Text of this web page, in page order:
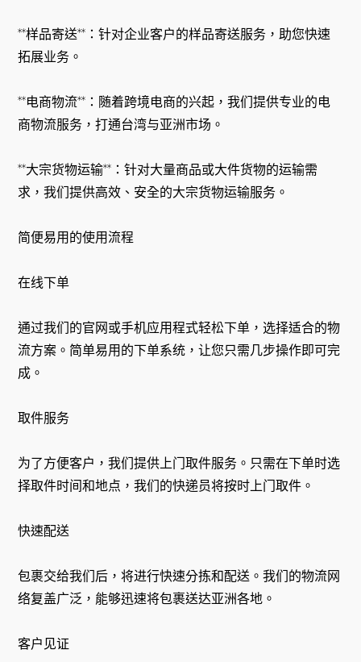
**样品寄送**：针对企业客户的样品寄送服务，助您快速
拓展业务。
**电商物流**：随着跨境电商的兴起，我们提供专业的电
商物流服务，打通台湾与亚洲市场。
**大宗货物运输**：针对大量商品或大件货物的运输需
求，我们提供高效、安全的大宗货物运输服务。
简便易用的使用流程
在线下单
通过我们的官网或手机应用程式轻松下单，选择适合的物
流方案。简单易用的下单系统，让您只需几步操作即可完
成。
取件服务
为了方便客户，我们提供上门取件服务。只需在下单时选
择取件时间和地点，我们的快递员将按时上门取件。
快速配送
包裹交给我们后，将进行快速分拣和配送。我们的物流网
络复盖广泛，能够迅速将包裹送达亚洲各地。
客户见证